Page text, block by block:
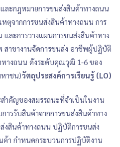
ะกฎหมายการขนส่งสินค้าทางถนน
หตุจากการขนส่งสินค้าทางถนน การ
ละการวางแผนการขนส่งสินค้าทาง
าขางานจัดการขนส่ง อาชีพผู้ปฏิบัติ
างถนน ดังระดับคุณวุฒิ 1-6 ของ
าชน)วัตถุประสงค์การเรียนรู้ (LO)
ำคัญของสมรรถนะที่จำเป็นในงาน
ารรับสินค้าจากการขนส่งสินค้าทาง
งสินค้าทางถนน ปฏิบัติการขนส่ง
ค้า กำหนดกระบวนการปฏิบัติงาน